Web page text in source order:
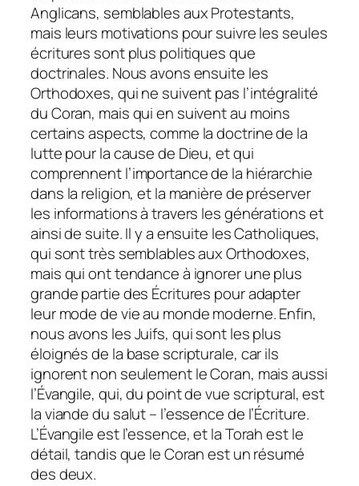
Anglicans, semblables aux Protestants,
mais leurs motivations pour suivre les seules
écritures sont plus politiques que
doctrinales. Nous avons ensuite les
Orthodoxes, qui ne suivent pas l’intégralité
du Coran, mais qui en suivent au moins
certains aspects, comme la doctrine de la
lutte pour la cause de Dieu, et qui
comprennent l’importance de la hiérarchie
dans la religion, et la manière de préserver
les informations à travers les générations et
ainsi de suite. Il y a ensuite les Catholiques,
qui sont très semblables aux Orthodoxes,
mais qui ont tendance à ignorer une plus
grande partie des Écritures pour adapter
leur mode de vie au monde moderne. Enfin,
nous avons les Juifs, qui sont les plus
éloignés de la base scripturale, car ils
ignorent non seulement le Coran, mais aussi
l’Évangile, qui, du point de vue scriptural, est
la viande du salut – l’essence de l’Écriture.
L’Évangile est l’essence, et la Torah est le
détail, tandis que le Coran est un résumé
des deux.